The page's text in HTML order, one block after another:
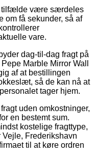
tilfælde være særdeles
om få sekunder, så af
vare.
dag-til-dag fragt på
Marble Mirror Wall
af at bestillingen
så de kan nå at
tager hjem.
uden omkostninger,
en bestemt sum.
kostelige fragttype,
Frederikshavn
til at køre ordren